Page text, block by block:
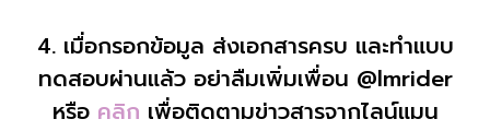
4. เมื่อกรอกข้อมูล ส่งเอกสารครบ และทำแบบ
ทดสอบผ่านแล้ว อย่าลืมเพิ่มเพื่อน @lmrider
หรือ คลิก เพื่อติดตามข่าวสารจากไลน์แมน